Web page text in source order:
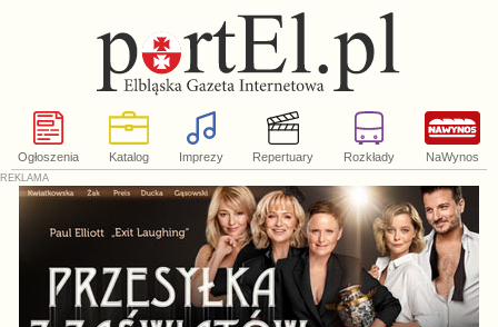
Ogłoszenia Katalog Imprezy Repertuary Rozkłady NaWynos